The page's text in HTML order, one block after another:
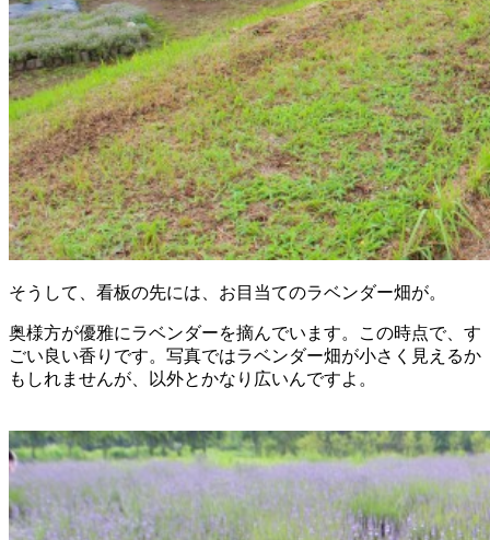
そうして、看板の先には、お目当てのラベンダー畑が。
奥様方が優雅にラベンダーを摘んでいます。この時点で、す
ごい良い香りです。写真ではラベンダー畑が小さく見えるか
もしれませんが、以外とかなり広いんですよ。